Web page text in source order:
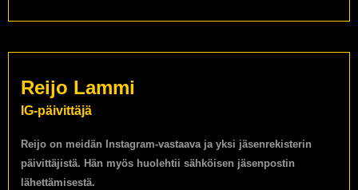
Reijo Lammi
IG-päivittäjä
Reijo on meidän Instagram-vastaava ja yksi jäsenrekisterin
päivittäjistä. Hän myös huolehtii sähköisen jäsenpostin
lähettämisestä.